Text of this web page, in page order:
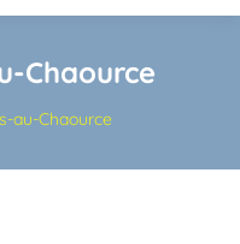
:
Chaource
au-Chaource